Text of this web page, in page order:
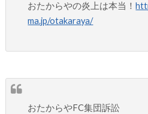
おたからやの炎上は本当！
ma.jp/otakaraya/
おたからやFC集団訴訟